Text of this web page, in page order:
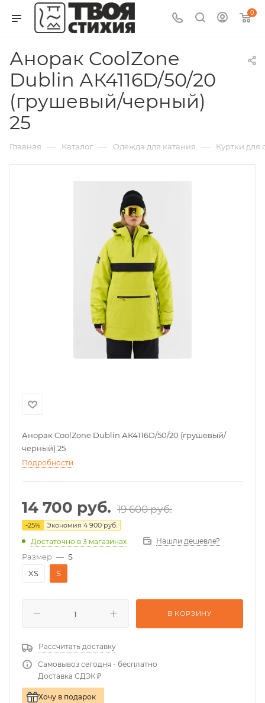
0
Анорак CoolZone
Dublin АК4116D/50/20
(грушевый/черный)
25
Главная — Каталог — Одежда для катания — Куртки для
Анорак CoolZone Dublin АК4116D/50/20 (грушевый/
черный) 25
Подробности
14 700 руб. 19 600руб.
-25% Экономия 4 900 руб.
Достаточно в 3 магазинах Нашли дешевле?
Размер — S
XS
S
В КОРЗИНУ
Рассчитать доставку
Самовывоз сегодня - бесплатно
Доставка СДЭК ₽
Хочу в подарок